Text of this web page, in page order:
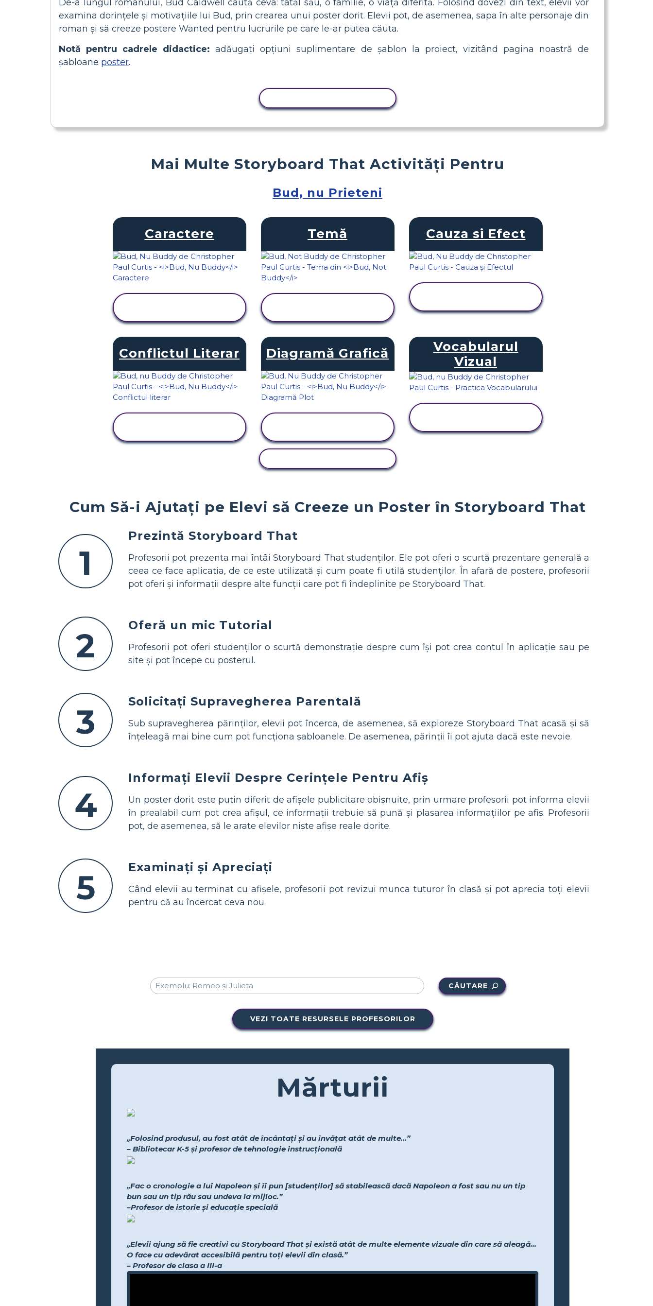
De-a lungul romanului, Bud Caldwell caută ceva: tatăl său, o familie, o viață diferită. Folosind dovezi din text, elevii vor
examina dorințele și motivațiile lui Bud, prin crearea unui poster dorit. Elevii pot, de asemenea, sapa în alte personaje din
roman și să creeze postere Wanted pentru lucrurile pe care le-ar putea căuta.
Notă pentru cadrele didactice: adăugați opțiuni suplimentare de șablon la proiect, vizitând pagina noastră de
șabloane poster.
Cum Să-i Ajutați pe Elevi să Creeze un Poster în Storyboard That
1
Prezintă Storyboard That
Profesorii pot prezenta mai întâi Storyboard That studenților. Ele pot oferi o scurtă prezentare generală a
ceea ce face aplicația, de ce este utilizată și cum poate fi utilă studenților. În afară de postere, profesorii
pot oferi și informații despre alte funcții care pot fi îndeplinite pe Storyboard That.
2
Oferă un mic Tutorial
Profesorii pot oferi studenților o scurtă demonstrație despre cum își pot crea contul în aplicație sau pe
site și pot începe cu posterul.
3
Solicitați Supravegherea Parentală
Sub supravegherea părinților, elevii pot încerca, de asemenea, să exploreze Storyboard That acasă și să
înțeleagă mai bine cum pot funcționa șabloanele. De asemenea, părinții îi pot ajuta dacă este nevoie.
4
Informați Elevii Despre Cerințele Pentru Afiș
Un poster dorit este puțin diferit de afișele publicitare obișnuite, prin urmare profesorii pot informa elevii
în prealabil cum pot crea afișul, ce informații trebuie să pună și plasarea informațiilor pe afiș. Profesorii
pot, de asemenea, să le arate elevilor niște afișe reale dorite.
5
Examinați și Apreciați
Când elevii au terminat cu afișele, profesorii pot revizui munca tuturor în clasă și pot aprecia toți elevii
pentru că au încercat ceva nou.
Mai Multe Storyboard That Activități Pentru
Bud, nu Prieteni
Caractere Temă Cauza si Efect
Conflictul Literar Diagramă Grafică
Vocabularul
Vizual
CĂUTARE
VEZI TOATE RESURSELE PROFESORILOR
Mărturii
„Folosind produsul, au fost atât de încântați și au învățat atât de multe...”
– Bibliotecar K-5 și profesor de tehnologie instrucțională
„Fac o cronologie a lui Napoleon și îi pun [studenților] să stabilească dacă Napoleon a fost sau nu un tip
bun sau un tip rău sau undeva la mijloc.”
–Profesor de istorie și educație specială
„Elevii ajung să fie creativi cu Storyboard That și există atât de multe elemente vizuale din care să aleagă...
O face cu adevărat accesibilă pentru toți elevii din clasă.”
– Profesor de clasa a III-a